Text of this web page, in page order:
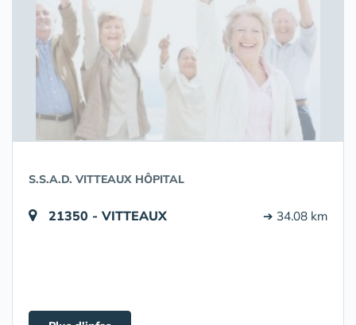
S.S.A.D. VITTEAUX HÔPITAL
21350 - VITTEAUX ➔ 34.08 km